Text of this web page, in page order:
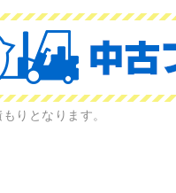
りとなります。